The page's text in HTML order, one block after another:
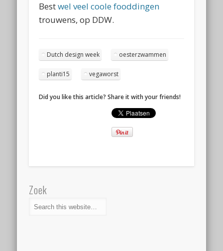
Bestwel veel coole fooddingen
trouwens, op DDW.
Dutch design week oesterzwammen
planti15 vegaworst
Did you like this article? Share it with your friends!
Zoek